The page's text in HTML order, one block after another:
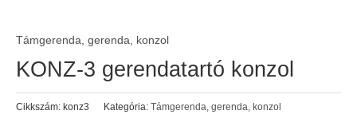
Támgerenda, gerenda, konzol
KONZ-3 gerendatartó konzol
Cikkszám: konz3 Kategória: Támgerenda, gerenda, konzol